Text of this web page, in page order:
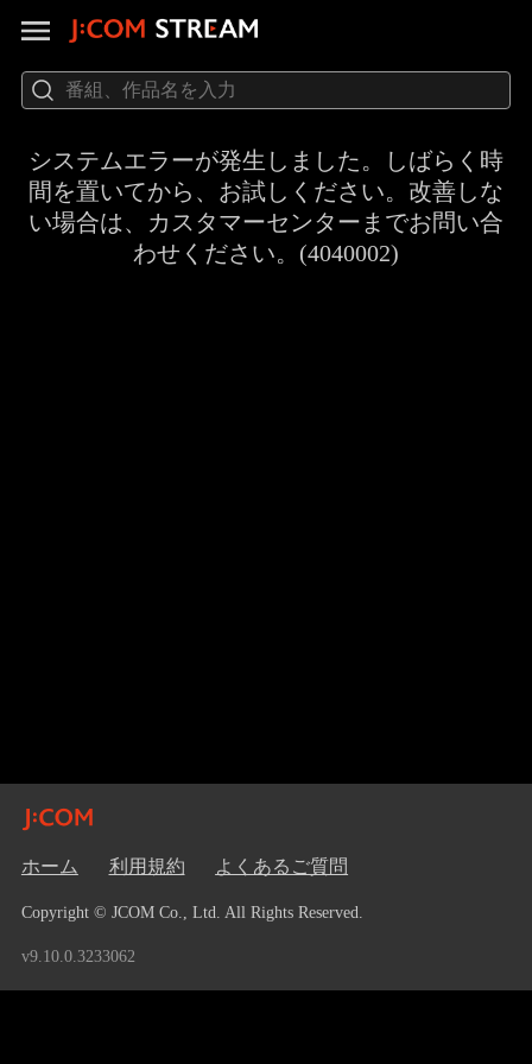
システムエラーが発生しました。しばらく時
間を置いてから、お試しください。改善しな
い場合は、カスタマーセンターまでお問い合
わせください。(4040002)
ホーム 利用規約 よくあるご質問
Copyright © JCOM Co., Ltd. All Rights Reserved.
v9.10.0.3233062